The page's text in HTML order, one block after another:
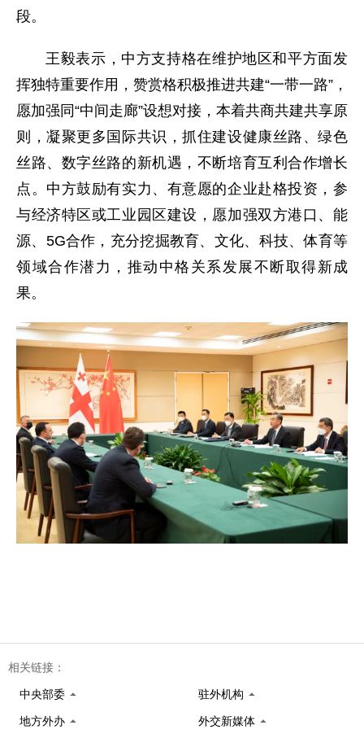
段。
王毅表示，中方支持格在维护地区和平方面发
挥独特重要作用，赞赏格积极推进共建“一带一路”，
愿加强同“中间走廊”设想对接，本着共商共建共享原
则，凝聚更多国际共识，抓住建设健康丝路、绿色
丝路、数字丝路的新机遇，不断培育互利合作增长
点。中方鼓励有实力、有意愿的企业赴格投资，参
与经济特区或工业园区建设，愿加强双方港口、能
源、5G合作，充分挖掘教育、文化、科技、体育等
领域合作潜力，推动中格关系发展不断取得新成
果。
相关链接：
中央部委 驻外机构
地方外办 外交新媒体